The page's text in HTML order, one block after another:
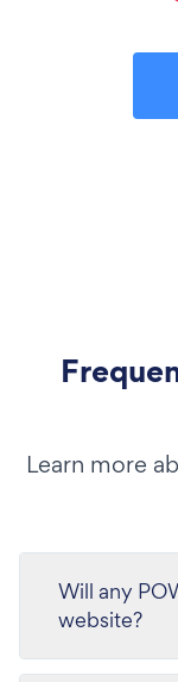
Learn more
Will any
website?